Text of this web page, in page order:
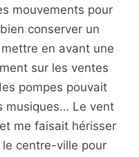
mouvements pour
conserver un
en avant une
sur les ventes
pompes pouvait
musiques… Le vent
me faisait hérisser
centre-ville pour